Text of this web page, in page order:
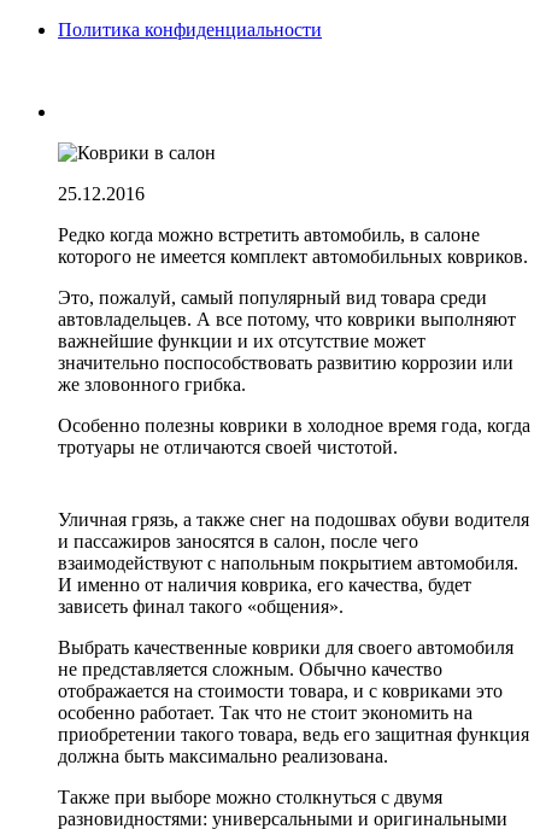
Политика конфиденциальности
25.12.2016
Редко когда можно встретить автомобиль, в салоне
которого не имеется комплект автомобильных ковриков.
Это, пожалуй, самый популярный вид товара среди
автовладельцев. А все потому, что коврики выполняют
важнейшие функции и их отсутствие может
значительно поспособствовать развитию коррозии или
же зловонного грибка.
Особенно полезны коврики в холодное время года, когда
тротуары не отличаются своей чистотой.
Уличная грязь, а также снег на подошвах обуви водителя
и пассажиров заносятся в салон, после чего
взаимодействуют с напольным покрытием автомобиля.
И именно от наличия коврика, его качества, будет
зависеть финал такого «общения».
Выбрать качественные коврики для своего автомобиля
не представляется сложным. Обычно качество
отображается на стоимости товара, и с ковриками это
особенно работает. Так что не стоит экономить на
приобретении такого товара, ведь его защитная функция
должна быть максимально реализована.
Также при выборе можно столкнуться с двумя
разновидностями: универсальными и оригинальными